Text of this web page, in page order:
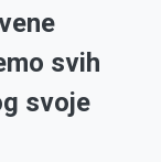
svih
svoje